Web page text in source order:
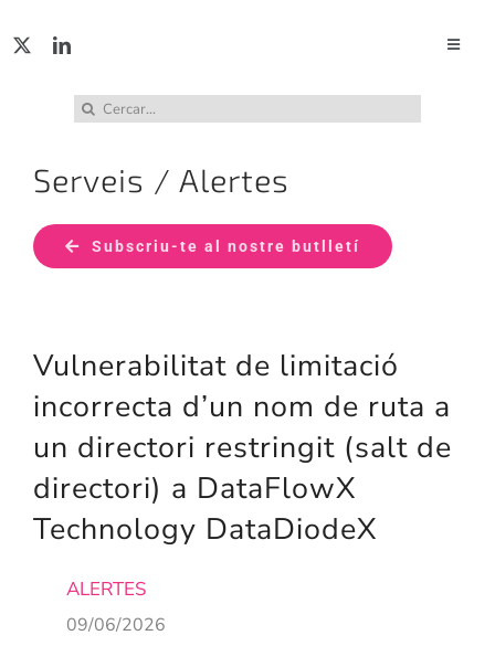
to
Toggle
Cerca
Serveis / Alertes
Subscriu-te al nostre butlletí
Vulnerabilitat de limitació
incorrecta d’un nom de ruta a
un directori restringit (salt de
directori) a DataFlowX
Technology DataDiodeX
ALERTES
09/06/2026